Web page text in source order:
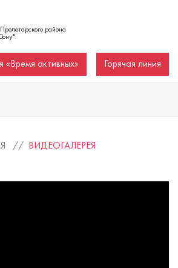
района
«Время активных» Горячая линия
// ВИДЕОГАЛЕРЕЯ